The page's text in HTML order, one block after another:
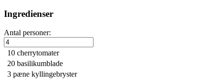
Ingredienser
Antal personer:
10 cherrytomater
20 basilikumblade
3 pæne kyllingebryster